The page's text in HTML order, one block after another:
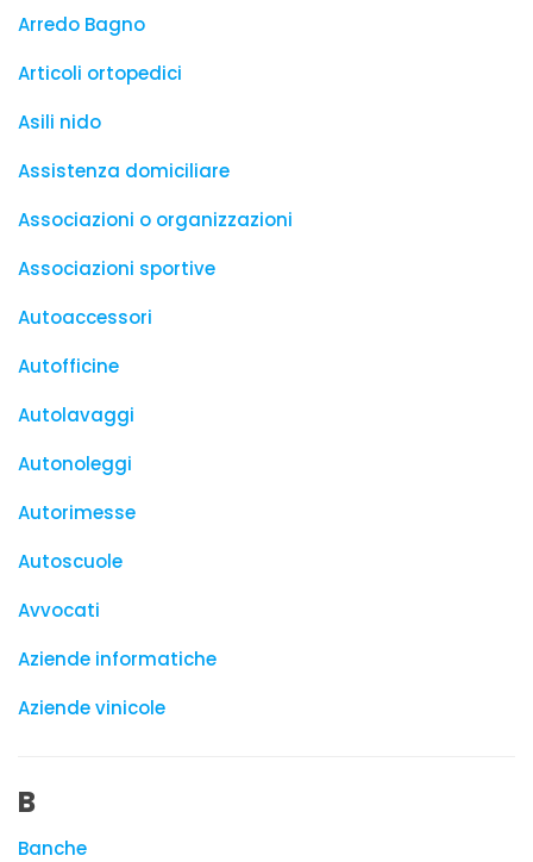
Arredo Bagno
Articoli ortopedici
Asili nido
Assistenza domiciliare
Associazioni o organizzazioni
Associazioni sportive
Autoaccessori
Autofficine
Autolavaggi
Autonoleggi
Autorimesse
Autoscuole
Avvocati
Aziende informatiche
Aziende vinicole
B
Banche